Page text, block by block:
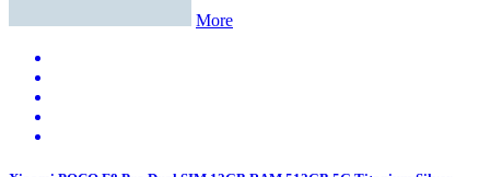
More